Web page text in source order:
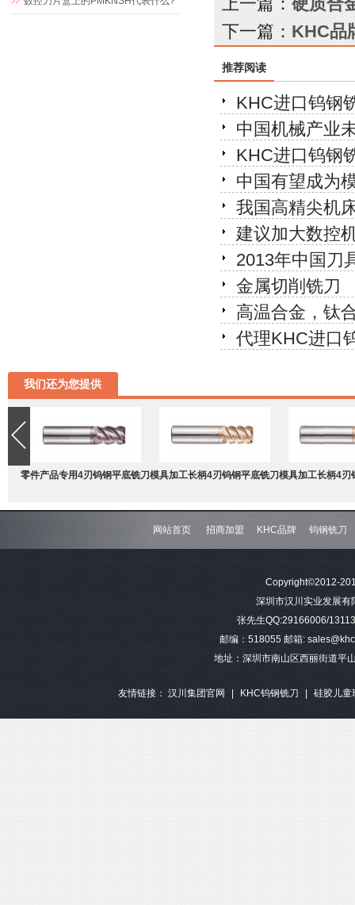
下一篇： KHC品
推荐阅读
KHC进口钨钢
中国机械产业
KHC进口钨钢
中国有望成为
我国高精尖机
建议加大数控
2013年中国刀
金属切削铣刀
高温合金，钛
代理KHC进口
我们还为您提供
零件产品专用4刃钨钢平底铣刀模具加工长柄4刃钨钢平底铣刀模具加工长柄4刃
钢平底
网站首页 招商加盟 KHC品牌 钨钢铣刀
Copyright©2012-
深圳市汉川实业发展
张先生QQ:29166006/
邮编：518055 邮箱:
地址：深圳市南山区西丽街道平
友情链接： 汉川集团官网 | KHC钨钢铣刀 | 硅胶儿童